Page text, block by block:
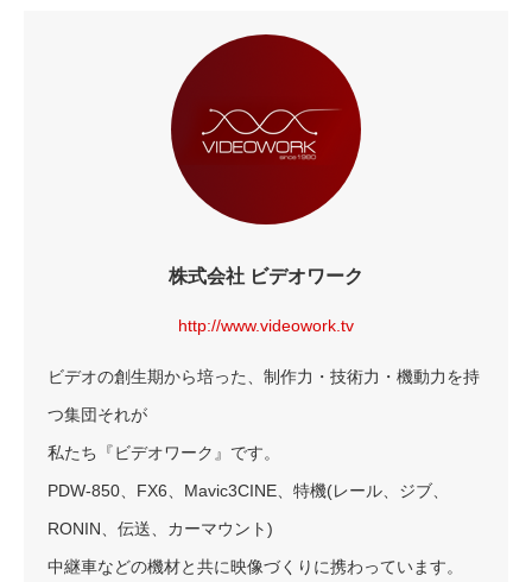
株式会社 ビデオワーク
http://www.videowork.tv
ビデオの創生期から培った、制作力・技術力・機動力を持
つ集団それが
私たち『ビデオワーク』です。
PDW-850、FX6、Mavic3CINE、特機(レール、ジブ、
RONIN、伝送、カーマウント)
中継車などの機材と共に映像づくりに携わっています。